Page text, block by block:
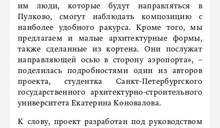
им люди, которые будут направляться в
Пулково, смогут наблюдать композицию с
наиболее удобного ракурса. Кроме того, мы
предлагаем и малые архитектурные формы,
также сделанные из кортена. Они послужат
направляющей осью в сторону аэропорта», –
поделилась подробностями один из авторов
проекта, студентка Санкт-Петербургского
государственного архитектурно-строительного
университета Екатерина Коновалова.
К слову, проект разработан под руководством